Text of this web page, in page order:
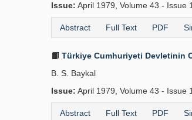
Issue: April 1979, Volume 43 - Issue
Abstract Full Text PDF
Türkiye Cumhuriyeti Devletinin
B. S. Baykal
Issue: April 1979, Volume 43 - Issue
Abstract Full Text PDF